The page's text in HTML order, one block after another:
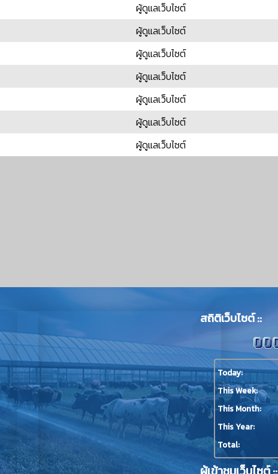
ผู้ดูแลเว็บไซต์
ผู้ดูแลเว็บไซต์
ผู้ดูแลเว็บไซต์
ผู้ดูแลเว็บไซต์
ผู้ดูแลเว็บไซต์
ผู้ดูแลเว็บไซต์
ผู้ดูแลเว็บไซต์
สถิติเว็บไซต์ ::
Today:
This Week:
This Month:
This Year:
Total: